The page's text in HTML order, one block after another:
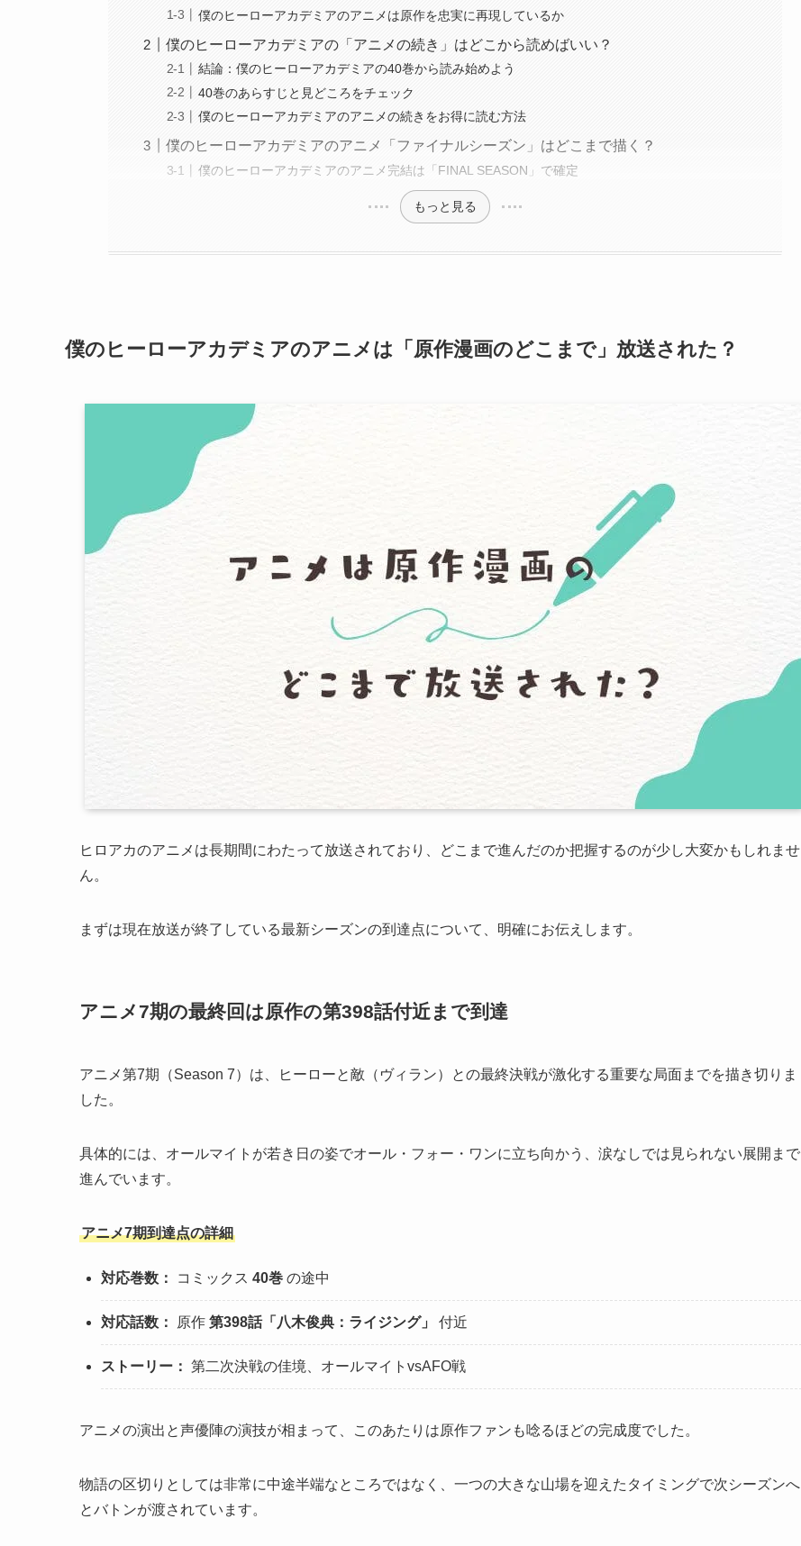
僕のヒーローアカデミアのアニメは原作を忠実に再現しているか
僕のヒーローアカデミアの「アニメの続き」はどこから読めばいい？
結論：僕のヒーローアカデミアの40巻から読み始めよう
40巻のあらすじと見どころをチェック
僕のヒーローアカデミアのアニメの続きをお得に読む方法
僕のヒーローアカデミアのアニメ「ファイナルシーズン」はどこまで描く？
僕のヒーローアカデミアのアニメ完結は「FINAL SEASON」で確定
もっと見る
僕のヒーローアカデミアのアニメは「原作漫画のどこまで」放送された？
ヒロアカのアニメは長期間にわたって放送されており、どこまで進んだのか把握するのが少し大変かもしれませ
ん。
まずは現在放送が終了している最新シーズンの到達点について、明確にお伝えします。
アニメ7期の最終回は原作の第398話付近まで到達
アニメ第7期（Season 7）は、ヒーローと敵（ヴィラン）との最終決戦が激化する重要な局面までを描き切りま
した。
具体的には、オールマイトが若き日の姿でオール・フォー・ワンに立ち向かう、涙なしでは見られない展開まで
進んでいます。
アニメ7期到達点の詳細
対応巻数： コミックス 40巻 の途中
対応話数： 原作 第398話「八木俊典：ライジング」 付近
ストーリー： 第二次決戦の佳境、オールマイトvsAFO戦
アニメの演出と声優陣の演技が相まって、このあたりは原作ファンも唸るほどの完成度でした。
物語の区切りとしては非常に中途半端なところではなく、一つの大きな山場を迎えたタイミングで次シーズンへ
とバトンが渡されています。